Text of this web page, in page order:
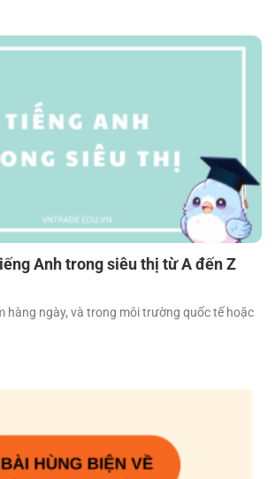
Anh trong siêu thị từ A đến Z
hàng ngày, và trong môi trường quốc tế hoặc